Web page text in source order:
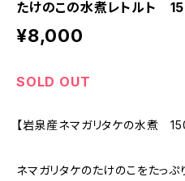
たけのこの水煮レトルト
¥8,000
SOLD OUT
【岩泉産ネマガリタケの水煮
ネマガリタケのたけのこをたっ